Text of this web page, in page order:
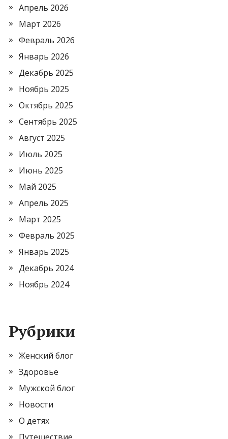
Апрель 2026
Март 2026
Февраль 2026
Январь 2026
Декабрь 2025
Ноябрь 2025
Октябрь 2025
Сентябрь 2025
Август 2025
Июль 2025
Июнь 2025
Май 2025
Апрель 2025
Март 2025
Февраль 2025
Январь 2025
Декабрь 2024
Ноябрь 2024
Рубрики
Женский блог
Здоровье
Мужской блог
Новости
О детях
Путешествие